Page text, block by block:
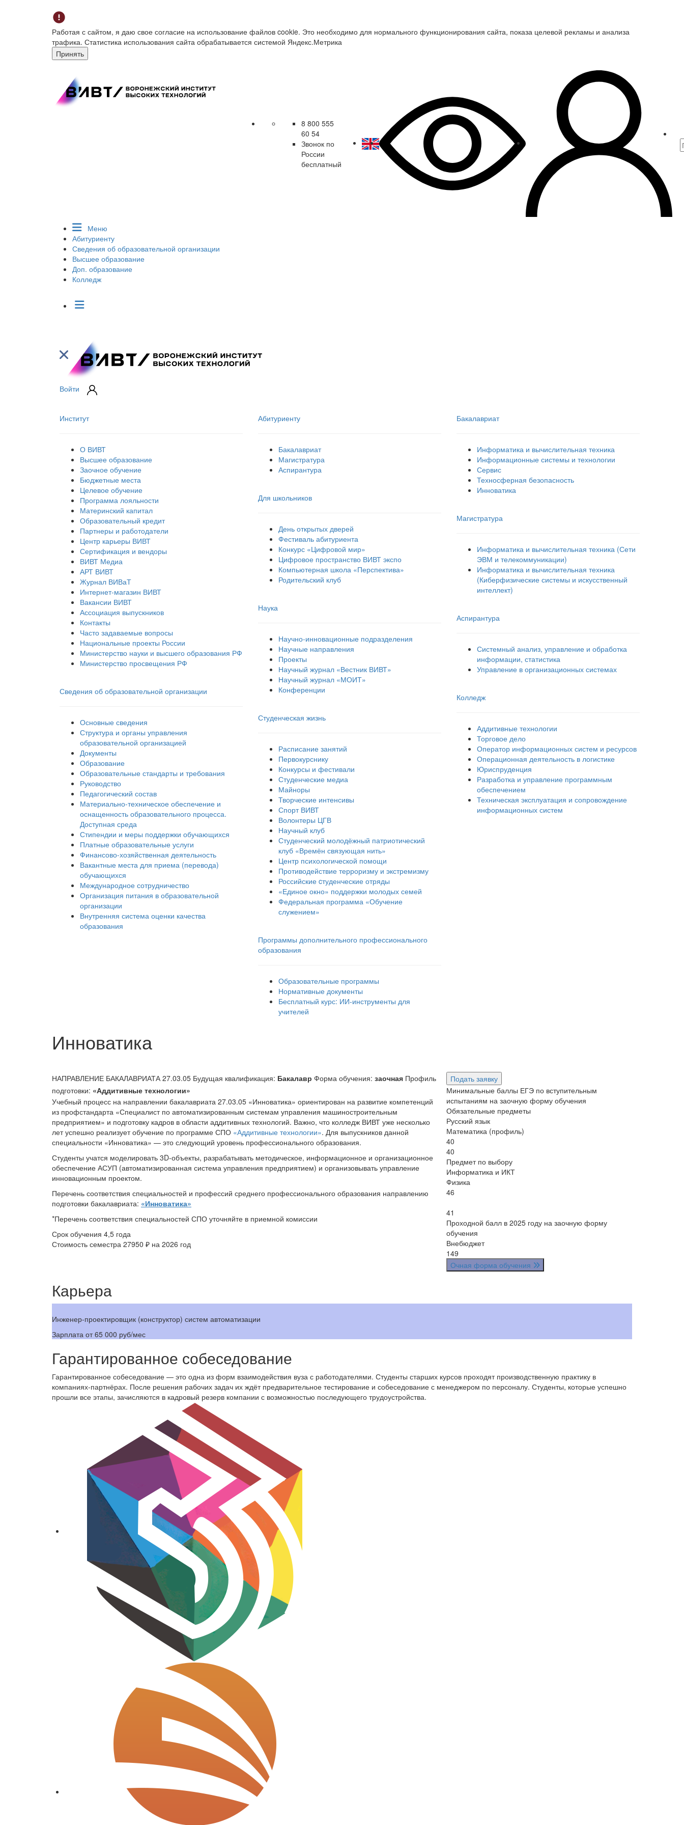
Работая с сайтом, я даю свое согласие на использование файлов cookie. Это необходимо для нормального функционирования сайта, показа целевой рекламы и анализа
трафика. Статистика использования сайта обрабатывается системой Яндекс.Метрика
Принять
8 800 555
60 54
Звонок по
России
бесплатный
Меню
Абитуриенту
Сведения об образовательной организации
Высшее образование
Доп. образование
Колледж
Войти
Институт
О ВИВТ
Высшее образование
Заочное обучение
Бюджетные места
Целевое обучение
Программа лояльности
Материнский капитал
Образовательный кредит
Партнеры и работодатели
Центр карьеры ВИВТ
Сертификация и вендоры
ВИВТ Медиа
АРТ ВИВТ
Журнал ВИВаТ
Интернет-магазин ВИВТ
Вакансии ВИВТ
Ассоциация выпускников
Контакты
Часто задаваемые вопросы
Национальные проекты России
Министерство науки и высшего образования РФ
Министерство просвещения РФ
Сведения об образовательной организации
Основные сведения
Структура и органы управления
образовательной организацией
Документы
Образование
Образовательные стандарты и требования
Руководство
Педагогический состав
Материально-техническое обеспечение и
оснащенность образовательного процесса.
Доступная среда
Стипендии и меры поддержки обучающихся
Платные образовательные услуги
Финансово-хозяйственная деятельность
Вакантные места для приема (перевода)
обучающихся
Международное сотрудничество
Организация питания в образовательной
организации
Внутренняя система оценки качества
образования
Абитуриенту
Бакалавриат
Магистратура
Аспирантура
Для школьников
День открытых дверей
Фестиваль абитуриента
Конкурс «Цифровой мир»
Цифровое пространство ВИВТ экспо
Компьютерная школа «Перспектива»
Родительский клуб
Наука
Научно-инновационные подразделения
Научные направления
Проекты
Научный журнал «Вестник ВИВТ»
Научный журнал «МОИТ»
Конференции
Студенческая жизнь
Расписание занятий
Первокурснику
Конкурсы и фестивали
Студенческие медиа
Майноры
Творческие интенсивы
Спорт ВИВТ
Волонтеры ЦГВ
Научный клуб
Студенческий молодёжный патриотический
клуб «Времён связующая нить»
Центр психологической помощи
Противодействие терроризму и экстремизму
Российские cтуденческие отряды
«Единое окно» поддержки молодых семей
Федеральная программа «Обучение
служением»
Программы дополнительного профессионального
образования
Образовательные программы
Нормативные документы
Бесплатный курс: ИИ‑инструменты для
учителей
Бакалавриат
Информатика и вычислительная техника
Информационные системы и технологии
Сервис
Техносферная безопасность
Инноватика
Магистратура
Информатика и вычислительная техника (Сети
ЭВМ и телекоммуникации)
Информатика и вычислительная техника
(Киберфизические системы и искусственный
интеллект)
Аспирантура
Системный анализ, управление и обработка
информации, статистика
Управление в организационных системах
Колледж
Аддитивные технологии
Торговое дело
Оператор информационных систем и ресурсов
Операционная деятельность в логистике
Юриспруденция
Разработка и управление программным
обеспечением
Техническая эксплуатация и сопровождение
информационных систем
Инноватика
НАПРАВЛЕНИЕ БАКАЛАВРИАТА 27.03.05 Будущая квалификация: Бакалавр Форма обучения: заочная Профиль
подготовки: «Аддитивные технологии»
Учебный процесс на направлении бакалавриата 27.03.05 «Инноватика» ориентирован на развитие компетенций
из профстандарта «Специалист по автоматизированным системам управления машиностроительным
предприятием» и подготовку кадров в области аддитивных технологий. Важно, что колледж ВИВТ уже несколько
лет успешно реализует обучение по программе СПО «Аддитивные технологии». Для выпускников данной
специальности «Инноватика» — это следующий уровень профессионального образования.
Студенты учатся моделировать 3D-объекты, разрабатывать методическое, информационное и организационное
обеспечение АСУП (автоматизированная система управления предприятием) и организовывать управление
инновационным проектом.
Перечень соответствия специальностей и профессий среднего профессионального образования направлению
подготовки бакалавриата: «Инноватика»
*Перечень соответствия специальностей СПО уточняйте в приемной комиссии
Срок обучения 4,5 года
Стоимость семестра 27950 ₽ на 2026 год
Подать заявку
Минимальные баллы ЕГЭ по вступительным
испытаниям на заочную форму обучения
Обязательные предметы
Русский язык
Математика (профиль)
40
40
Предмет по выбору
Информатика и ИКТ
Физика
46
41
Проходной балл в 2025 году на заочную форму
обучения
Внебюджет
149
Очная форма обучения
Карьера
Инженер-проектировщик (конструктор) систем автоматизации
Зарплата от 65 000 руб/мес
Гарантированное собеседование
Гарантированное собеседование — это одна из форм взаимодействия вуза с работодателями. Студенты старших курсов проходят производственную практику в
компаниях-партнёрах. После решения рабочих задач их ждёт предварительное тестирование и собеседование с менеджером по персоналу. Студенты, которые успешно
прошли все этапы, зачисляются в кадровый резерв компании с возможностью последующего трудоустройства.